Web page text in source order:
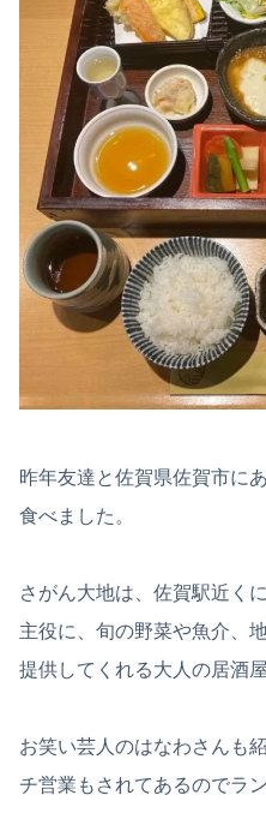
昨年友達と佐賀県佐賀市に
食べました。
さがん大地は、佐賀駅近く
主役に、旬の野菜や魚介、
提供してくれる大人の居酒屋
お笑い芸人のはなわさんも
チ営業もされてあるのでラ